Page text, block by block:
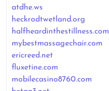
atdhe.ws
heckrodtwetland.org
halfheardinthestillness.com
mybestmassagechair.com
ericreed.net
fluxetine.com
mobilecasino8760.com